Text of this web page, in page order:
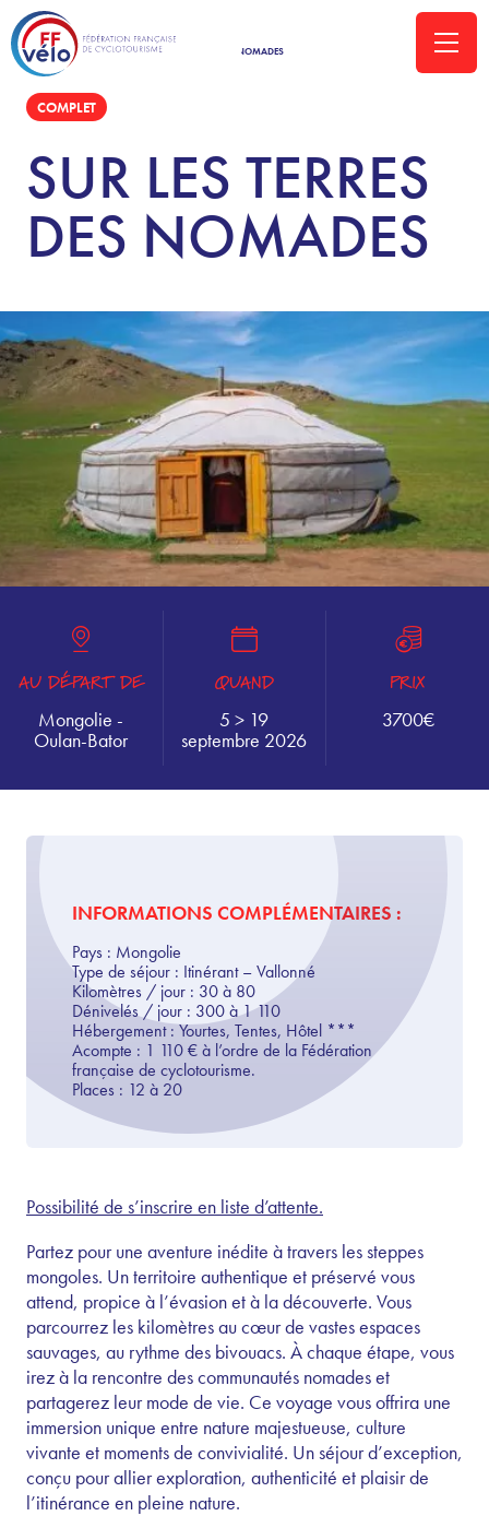
ACCUEIL» VOYAGES-VELO»SUR LES TERRES DES NOMADES
COMPLET
SUR LES TERRES
DES NOMADES
AU DÉPART DE
Mongolie -
Oulan-Bator
QUAND
5 > 19
septembre 2026
PRIX
3700€
INFORMATIONS COMPLÉMENTAIRES :
Pays : Mongolie
Type de séjour : Itinérant – Vallonné
Kilomètres / jour : 30à 80
Dénivelés / jour : 300 à 1 110
Hébergement :Yourtes, Tentes, Hôtel ***
Acompte : 1 110€ à l’ordre de la Fédération
française de cyclotourisme.
Places : 12 à 20
Possibilité de s’inscrire en liste d’attente.
Partez pour une aventure inédite à travers les steppes
mongoles. Un territoire authentique et préservé vous
attend, propice à l’évasion et à la découverte. Vous
parcourrez les kilomètres au cœur de vastes espaces
sauvages, au rythme des bivouacs. À chaque étape, vous
irez à la rencontre des communautés nomades et
partagerez leur mode de vie. Ce voyage vous offrira une
immersion unique entre nature majestueuse, culture
vivante et moments de convivialité. Un séjour d’exception,
conçu pour allier exploration, authenticité et plaisir de
l’itinérance en pleine nature.